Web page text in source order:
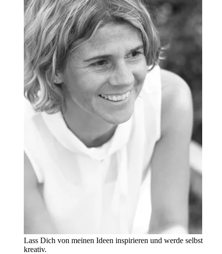
Lass Dich von meinen Ideen inspirieren und werde selbst
kreativ.